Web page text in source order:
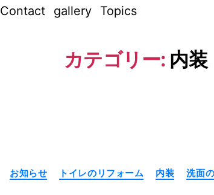
Contact gallery Topics
カテゴリー: 内装
テ
お知らせ トイレのリフォーム 内装 洗面